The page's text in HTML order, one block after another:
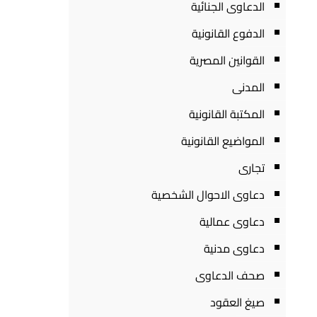
الدعاوى الجنائية
الدفوع القانونية
القوانين المصرية
المدنى
المكتبة القانونية
المواضيع القانونية
تجارى
دعاوى الاحوال الشخصية
دعاوى عمالية
دعاوى مدنية
صحف الدعاوى
صيغ العقود